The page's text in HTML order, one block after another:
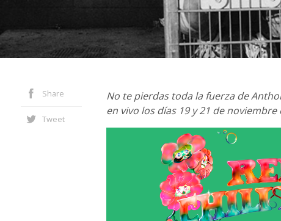
Share
Tweet
No te pierdas toda la fuerza de
en vivo los días 19 y 21 de